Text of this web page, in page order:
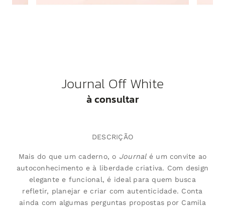
Journal Off White
à consultar
DESCRIÇÃO
Mais do que um caderno, o Journalé um convite ao
autoconhecimento e à liberdade criativa. Com design
elegante e funcional, é ideal para quem busca
refletir, planejar e criar com autenticidade. Conta
ainda com algumas perguntas propostas por Camila